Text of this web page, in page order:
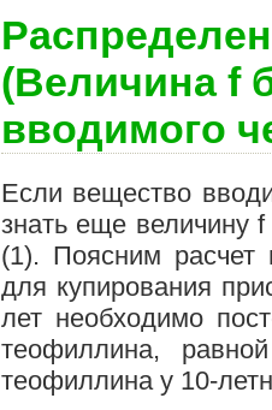
(Величина f
вводимого
Если вещество
знать еще величину
(1). Поясним
для купирования
лет необходимо
теофиллина,
теофиллина у 10-